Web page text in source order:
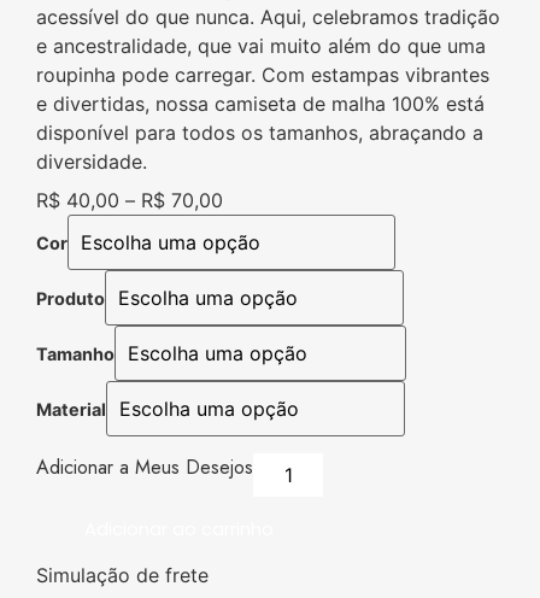
acessível do que nunca. Aqui, celebramos tradição
e ancestralidade, que vai muito além do que uma
roupinha pode carregar. Com estampas vibrantes
e divertidas, nossa camiseta de malha 100% está
disponível para todos os tamanhos, abraçando a
diversidade.
R$ 40,00 – R$ 70,00
Cor
Produto
Tamanho
Material
Adicionar a Meus Desejos
Simulação de frete